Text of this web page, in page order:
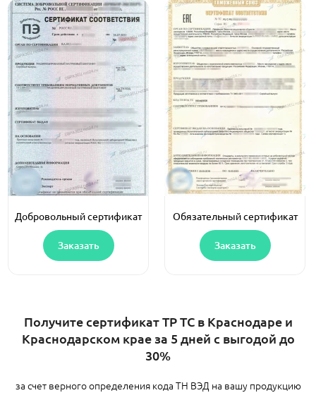
Добровольный сертификат
Заказать
Обязательный сертификат
Заказать
Получите сертификат ТР ТС в Краснодаре и
Краснодарском крае за 5 дней с выгодой до
30%
за счет верного определения кода ТН ВЭД на вашу продукцию